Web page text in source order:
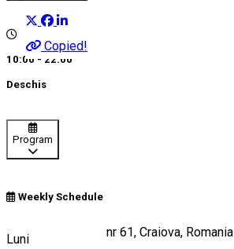
Copied!
10:00 - 22:00
Deschis
Program
Weekly Schedule
Luni
Calea Severinului, nr 61, Craiova, Romania